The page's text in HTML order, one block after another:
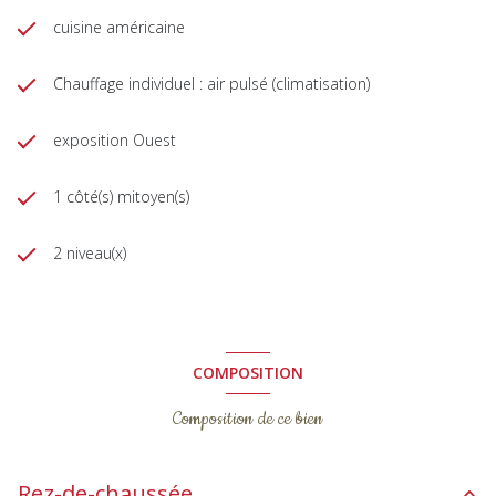
cuisine américaine
Chauffage individuel : air pulsé (climatisation)
exposition Ouest
1 côté(s) mitoyen(s)
2 niveau(x)
COMPOSITION
Composition de ce bien